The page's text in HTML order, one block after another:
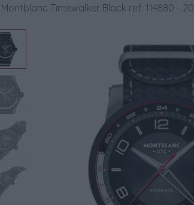
Montblanc Timewalker Black ref: 114880 -